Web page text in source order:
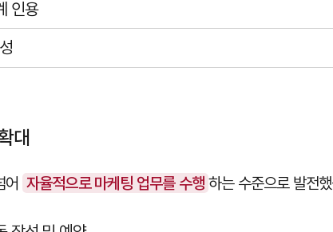
인용
대
어 자율적으로 마케팅 업무를 수행 하는 수준으로 발전